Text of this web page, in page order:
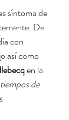
síntoma de
De
con
así como
en la
de